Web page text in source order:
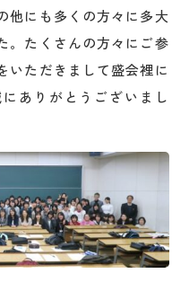
他にも多くの方々に多大
。たくさんの方々にご参
いただきまして盛会裡に
ありがとうございまし